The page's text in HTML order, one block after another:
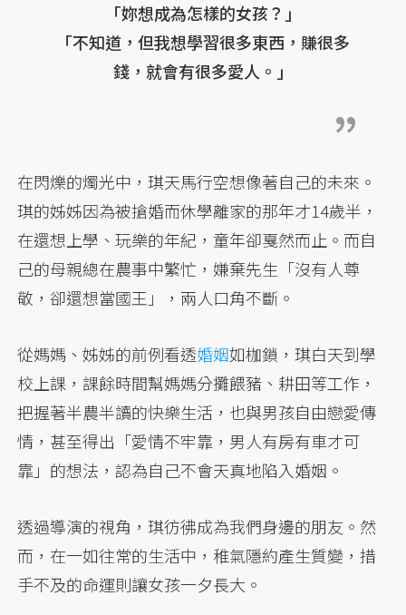
「妳想成為怎樣的女孩？」
「不知道，但我想學習很多東西，賺很多
錢，就會有很多愛人。」
在閃爍的燭光中，琪天馬行空想像著自己的未來。
琪的姊姊因為被搶婚而休學離家的那年才14歲半，
在還想上學、玩樂的年紀，童年卻戛然而止。而自
己的母親總在農事中繁忙，嫌棄先生「沒有人尊
敬，卻還想當國王」，兩人口角不斷。
從媽媽、姊姊的前例看透婚姻如枷鎖，琪白天到學
校上課，課餘時間幫媽媽分攤餵豬、耕田等工作，
把握著半農半讀的快樂生活，也與男孩自由戀愛傳
情，甚至得出「愛情不牢靠，男人有房有車才可
靠」的想法，認為自己不會天真地陷入婚姻。
透過導演的視角，琪彷彿成為我們身邊的朋友。然
而，在一如往常的生活中，稚氣隱約產生質變，措
手不及的命運則讓女孩一夕長大。